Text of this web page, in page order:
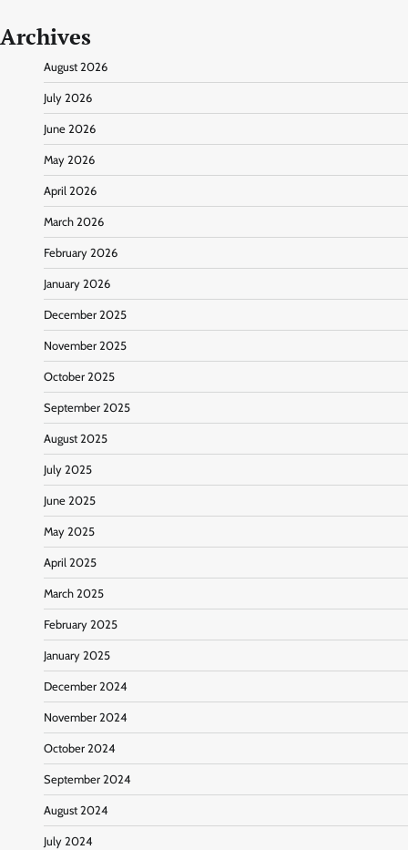
Archives
August 2026
July 2026
June 2026
May 2026
April 2026
March 2026
February 2026
January 2026
December 2025
November 2025
October 2025
September 2025
August 2025
July 2025
June 2025
May 2025
April 2025
March 2025
February 2025
January 2025
December 2024
November 2024
October 2024
September 2024
August 2024
July 2024